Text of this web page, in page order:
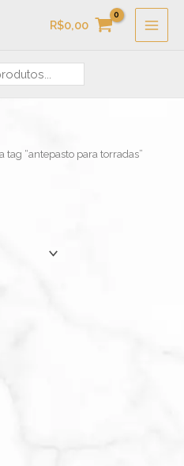
R$0,00
“antepasto para torradas”